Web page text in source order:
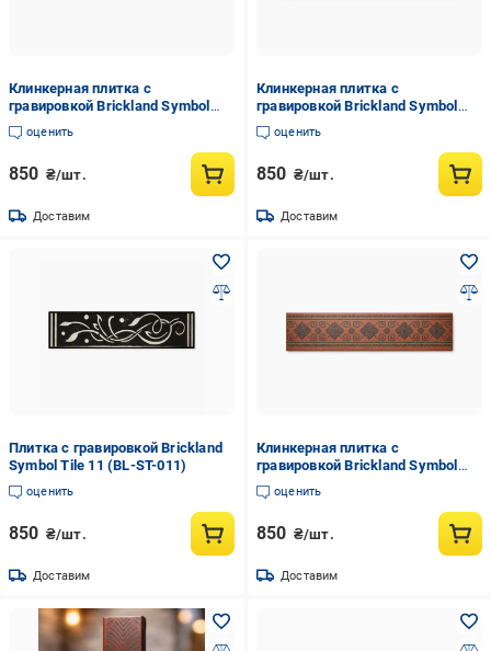
Клинкерная плитка с
гравировкой Brickland Symbol
Tile 01
оценить
850 ₴/шт.
Доставим
Клинкерная плитка с
гравировкой Brickland Symbol
Tile 03
оценить
850 ₴/шт.
Доставим
Плитка с гравировкой Brickland
Symbol Tile 11 (BL-ST-011)
оценить
850 ₴/шт.
Доставим
Клинкерная плитка с
гравировкой Brickland Symbol
Tile 04
оценить
850 ₴/шт.
Доставим